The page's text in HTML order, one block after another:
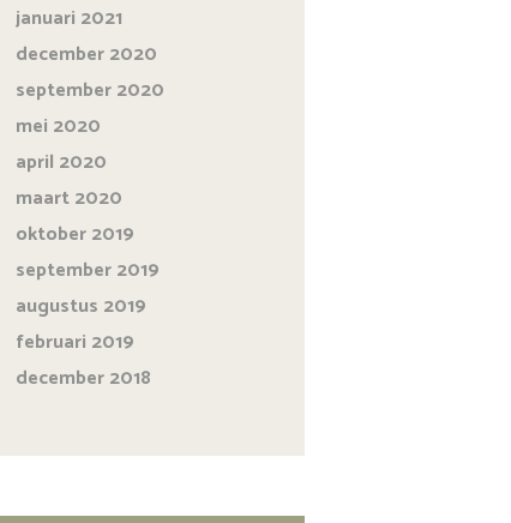
januari 2021
december2020
september2020
mei 2020
april 2020
maart2020
oktober2019
september2019
augustus 2019
februari 2019
december2018